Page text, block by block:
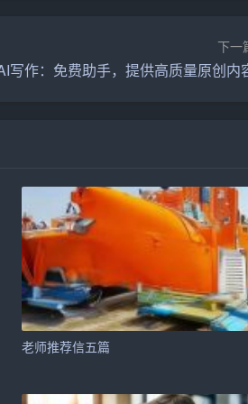
获。
现。
自己的综合素质。
的努力。
下一
写作：免费助手，提供高质量原创内
老师推荐信五篇